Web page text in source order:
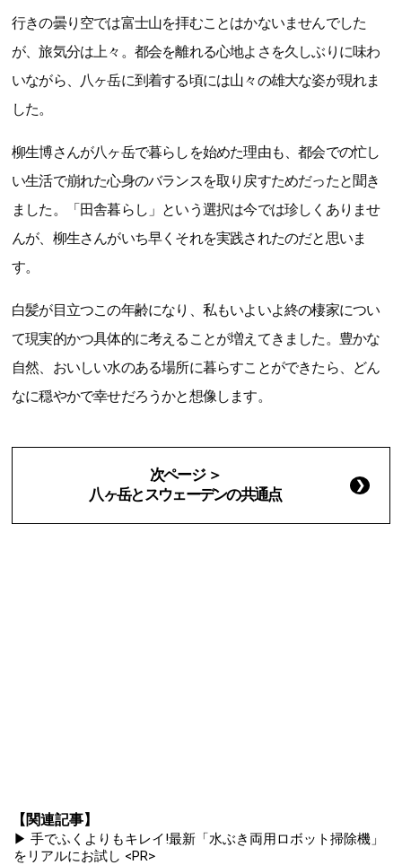
行きの曇り空では富士山を拝むことはかないませんでした
が、旅気分は上々。都会を離れる心地よさを久しぶりに味わ
いながら、八ヶ岳に到着する頃には山々の雄大な姿が現れま
した。
柳生博さんが八ヶ岳で暮らしを始めた理由も、都会での忙し
い生活で崩れた心身のバランスを取り戻すためだったと聞き
ました。「田舎暮らし」という選択は今では珍しくありませ
んが、柳生さんがいち早くそれを実践されたのだと思いま
す。
白髪が目立つこの年齢になり、私もいよいよ終の棲家につい
て現実的かつ具体的に考えることが増えてきました。豊かな
自然、おいしい水のある場所に暮らすことができたら、どん
なに穏やかで幸せだろうかと想像します。
次ページ ＞
八ヶ岳とスウェーデンの共通点
【関連記事】
▶ 手でふくよりもキレイ!最新「水ぶき両用ロボット掃除機」
をリアルにお試し <PR>